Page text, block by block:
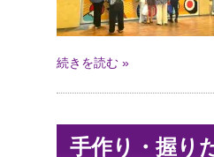
続きを読む »
手作り・握り